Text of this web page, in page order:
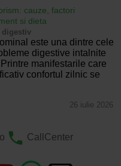
cauze, factori
si dieta
digestiv
este una dintre cele
digestive intalnite
manifestarile care
confortul zilnic se
26 iulie 2026
CallCenter